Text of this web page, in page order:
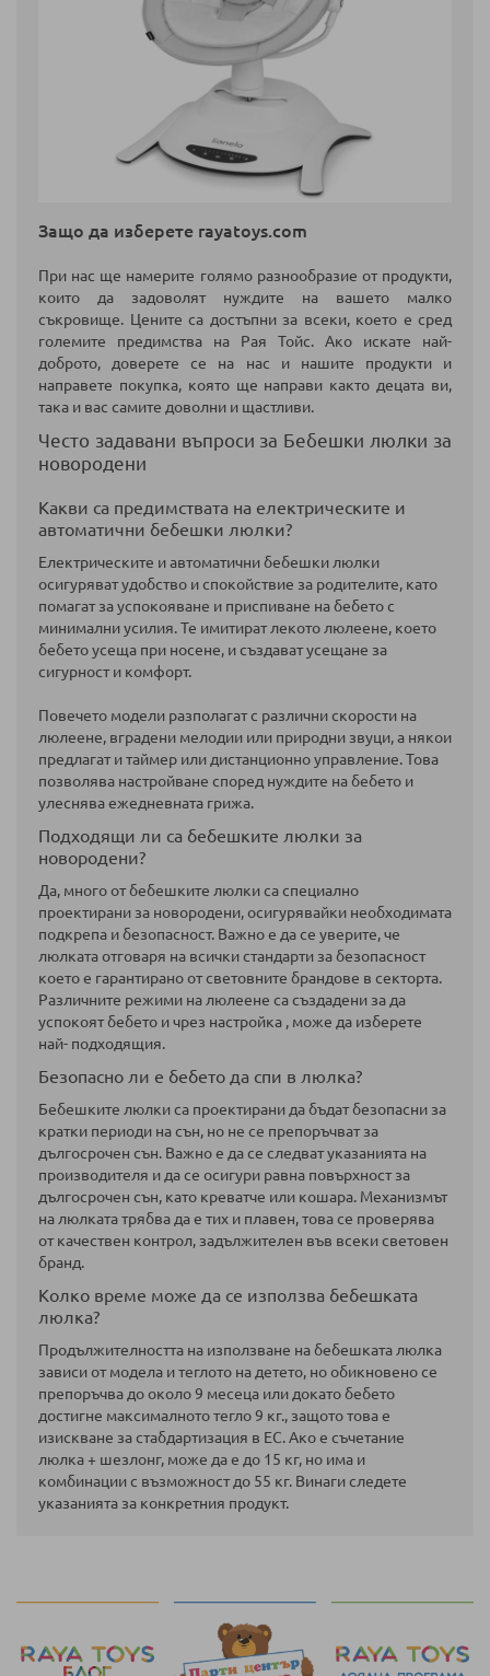
Защо да изберете rayatoys.com
При нас ще намерите голямо разнообразие от продукти,
които да задоволят нуждите на вашето малко
съкровище. Цените са достъпни за всеки, което е сред
големите предимства на Рая Тойс. Ако искате най-
доброто, доверете се на нас и нашите продукти и
направете покупка, която ще направи както децата ви,
така и вас самите доволни и щастливи.
Често задавани въпроси за Бебешки люлки за
новородени
Какви са предимствата на електрическите и
автоматични бебешки люлки?
Електрическите и автоматични бебешки люлки
осигуряват удобство и спокойствие за родителите, като
помагат за успокояване и приспиване на бебето с
минимални усилия. Те имитират лекото люлеене, което
бебето усеща при носене, и създават усещане за
сигурност и комфорт.
Повечето модели разполагат с различни скорости на
люлеене, вградени мелодии или природни звуци, а някои
предлагат и таймер или дистанционно управление. Това
позволява настройване според нуждите на бебето и
улеснява ежедневната грижа.
Подходящи ли са бебешките люлки за
новородени?
Да, много от бебешките люлки са специално
проектирани за новородени, осигурявайки необходимата
подкрепа и безопасност. Важно е да се уверите, че
люлката отговаря на всички стандарти за безопасност
което е гарантирано от световните брандове в секторта.
Различните режими на люлеене са създадени за да
успокоят бебето и чрез настройка , може да изберете
най- подходящия.
Безопасно ли е бебето да спи в люлка?
Бебешките люлки са проектирани да бъдат безопасни за
кратки периоди на сън, но не се препоръчват за
дългосрочен сън. Важно е да се следват указанията на
производителя и да се осигури равна повърхност за
дългосрочен сън, като креватче или кошара. Механизмът
на люлката трябва да е тих и плавен, това се проверява
от качествен контрол, задължителен във всеки световен
бранд.
Колко време може да се използва бебешката
люлка?
Продължителността на използване на бебешката люлка
зависи от модела и теглото на детето, но обикновено се
препоръчва до около 9 месеца или докато бебето
достигне максималното тегло 9 кг., защото това е
изискване за стабдартизация в ЕС. Ако е съчетание
люлка + шезлонг, може да е до 15 кг, но има и
комбинации с възможност до 55 кг. Винаги следете
указанията за конкретния продукт.